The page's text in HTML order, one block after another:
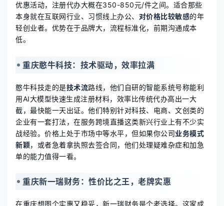
优惠活动，注册代办大概在350-850元/件之间。适合那些
本身就在互联网行业、习惯线上办公、 对价格比较敏感的年
轻创业者。优势在于品牌大，流程标准化，前期沟通成本
低。
重庆憨牛科技：技术驱动，效率拉满
憨牛科技走的是技术流路线，他们自研的智能系统号称能利
用AI大模型快速生成注册材料，效率比传统代办高出一大
截，最快能一天出证。他们特别针对科技、电商、文创类的
企业有一套打法，在服务跨境直播这类新兴行业上有不少实
战经验。价格上处于市场中等水平，但如果你公司业务模式
新颖，或者急着拿执照去签合同，他们处理疑难杂症和加急
单的能力值得一看。
重庆新一瑞财务：性价比之王，老牌实惠
在重庆想图个实惠又稳妥，新一瑞财务是个老选择。这家成